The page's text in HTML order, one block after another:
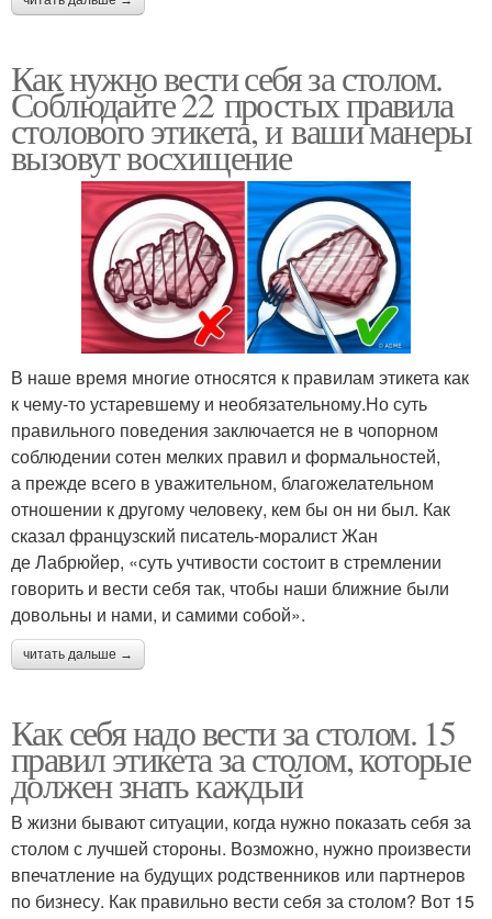
Как нужно вести себя за столом.
Соблюдайте 22 простых правила
столового этикета, и ваши манеры
вызовут восхищение
В наше время многие относятся к правилам этикета как
к чему-то устаревшему и необязательному.Но суть
правильного поведения заключается не в чопорном
соблюдении сотен мелких правил и формальностей,
а прежде всего в уважительном, благожелательном
отношении к другому человеку, кем бы он ни был. Как
сказал французский писатель-моралист Жан
де Лабрюйер, «суть учтивости состоит в стремлении
говорить и вести себя так, чтобы наши ближние были
довольны и нами, и самими собой».
читать дальше →
Как себя надо вести за столом. 15
правил этикета за столом, которые
должен знать каждый
В жизни бывают ситуации, когда нужно показать себя за
столом с лучшей стороны. Возможно, нужно произвести
впечатление на будущих родственников или партнеров
по бизнесу. Как правильно вести себя за столом? Вот 15